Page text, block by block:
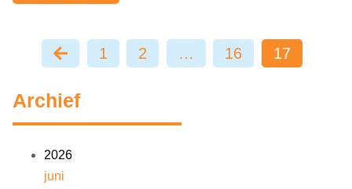
1 2 … 16 17
Archief
2026
juni